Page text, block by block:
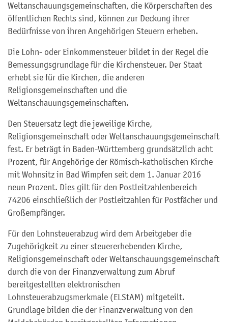
Weltanschauungsgemeinschaften, die Körperschaften des
öffentlichen Rechts sind, können zur Deckung ihrer
Bedürfnisse von ihren Angehörigen Steuern erheben.
Die Lohn- oder Einkommensteuer bildet in der Regel die
Bemessungsgrundlage für die Kirchensteuer. Der Staat
erhebt sie für die Kirchen, die anderen
Religionsgemeinschaften und die
Weltanschauungsgemeinschaften.
Den Steuersatz legt die jeweilige Kirche,
Religionsgemeinschaft oder Weltanschauungsgemeinschaft
fest. Er beträgt in Baden-Württemberg grundsätzlich acht
Prozent, für Angehörige der Römisch-katholischen Kirche
mit Wohnsitz in Bad Wimpfen seit dem 1. Januar 2016
neun Prozent. Dies gilt für den Postleitzahlenbereich
74206 einschließlich der Postleitzahlen für Postfächer und
Großempfänger.
Für den Lohnsteuerabzug wird dem Arbeitgeber die
Zugehörigkeit zu einer steuererhebenden Kirche,
Religionsgemeinschaft oder Weltanschauungsgemeinschaft
durch die von der Finanzverwaltung zum Abruf
bereitgestellten elektronischen
Lohnsteuerabzugsmerkmale (ELStAM) mitgeteilt.
Grundlage bilden die der Finanzverwaltung von den